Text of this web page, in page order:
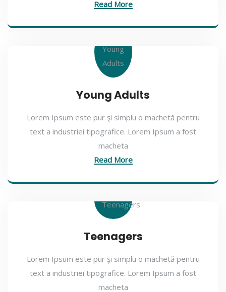
Read More
Young Adults
Lorem Ipsum este pur şi simplu o machetă pentru
text a industriei tipografice. Lorem Ipsum a fost
macheta
Read More
Teenagers
Lorem Ipsum este pur şi simplu o machetă pentru
text a industriei tipografice. Lorem Ipsum a fost
macheta